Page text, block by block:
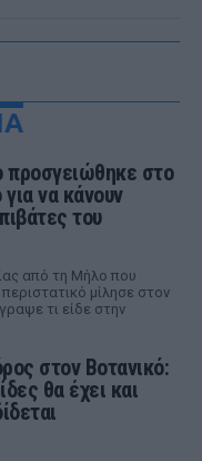
προσγειώθηκε στο
να κάνουν
του
από τη Μήλο που
μίλησε στον
τι είδε στην
στον Βοτανικό:
θα έχει και